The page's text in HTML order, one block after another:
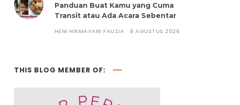
Panduan Buat Kamu yang Cuma
Transit atau Ada Acara Sebentar
HENI HIKMAYANI FAUZIA 6 AGUSTUS 2026
THIS BLOG MEMBER OF: